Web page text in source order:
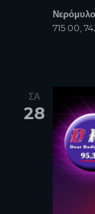
715 00,
ΣΑ
28